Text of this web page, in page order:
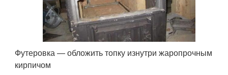
Футеровка — обложить топку изнутри жаропрочным
кирпичом